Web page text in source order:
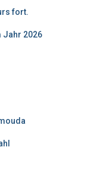
fort.
Jahr 2026